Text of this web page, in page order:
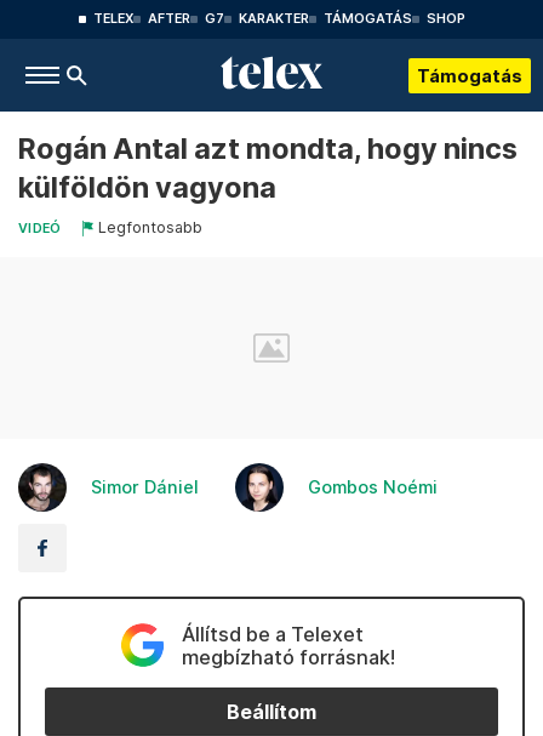
TELEX AFTER G7 KARAKTER TÁMOGATÁS SHOP
Támogatás
Rogán Antal azt mondta, hogy nincs
külföldön vagyona
VIDEÓ Legfontosabb
Simor Dániel Gombos Noémi
Állítsd be a Telexet
megbízható forrásnak!
Beállítom